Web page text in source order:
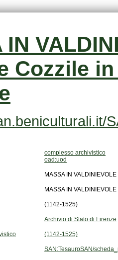
complesso archivistico
oad:uod
MASSA IN
MASSA IN
(1142-1525)
Archivio di Stato di Firenze
(1142-1525)
SAN:TesauroSAN/